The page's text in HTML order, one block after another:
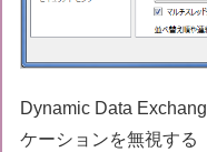
Dynamic Data
ケーションを無視する